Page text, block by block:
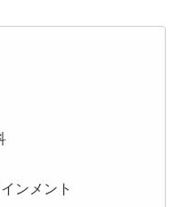
ンメント